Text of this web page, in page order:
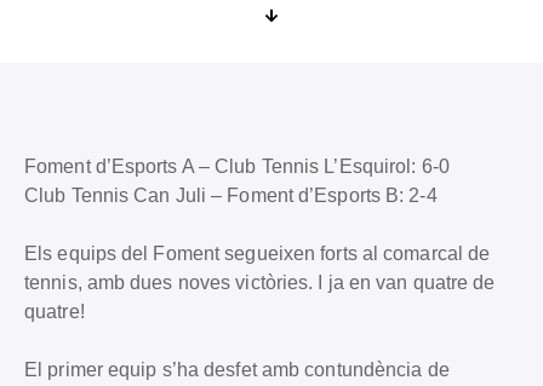
Foment d’Esports A – Club Tennis L’Esquirol: 6-0
Club Tennis Can Juli – Foment d’Esports B: 2-4
Els equips del Foment segueixen forts al comarcal de
tennis, amb dues noves victòries. I ja en van quatre de
quatre!
El primer equip s’ha desfet amb contundència de